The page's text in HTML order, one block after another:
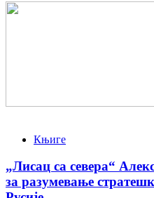
Књиге
„Лисац са севера“
за разумевање